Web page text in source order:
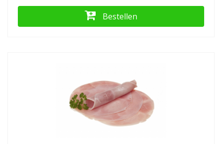
Bestellen